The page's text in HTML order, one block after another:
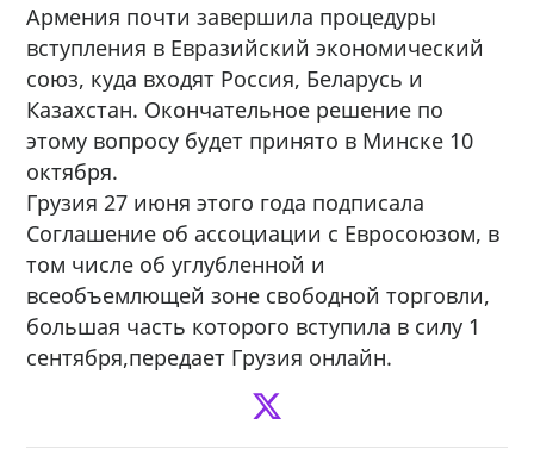
Армения почти завершила процедуры
вступления в Евразийский экономический
союз, куда входят Россия, Беларусь и
Казахстан. Окончательное решение по
этому вопросу будет принято в Минске 10
октября.
Грузия 27 июня этого года подписала
Соглашение об ассоциации с Евросоюзом, в
том числе об углубленной и
всеобъемлющей зоне свободной торговли,
большая часть которого вступила в силу 1
сентября,передает Грузия онлайн.